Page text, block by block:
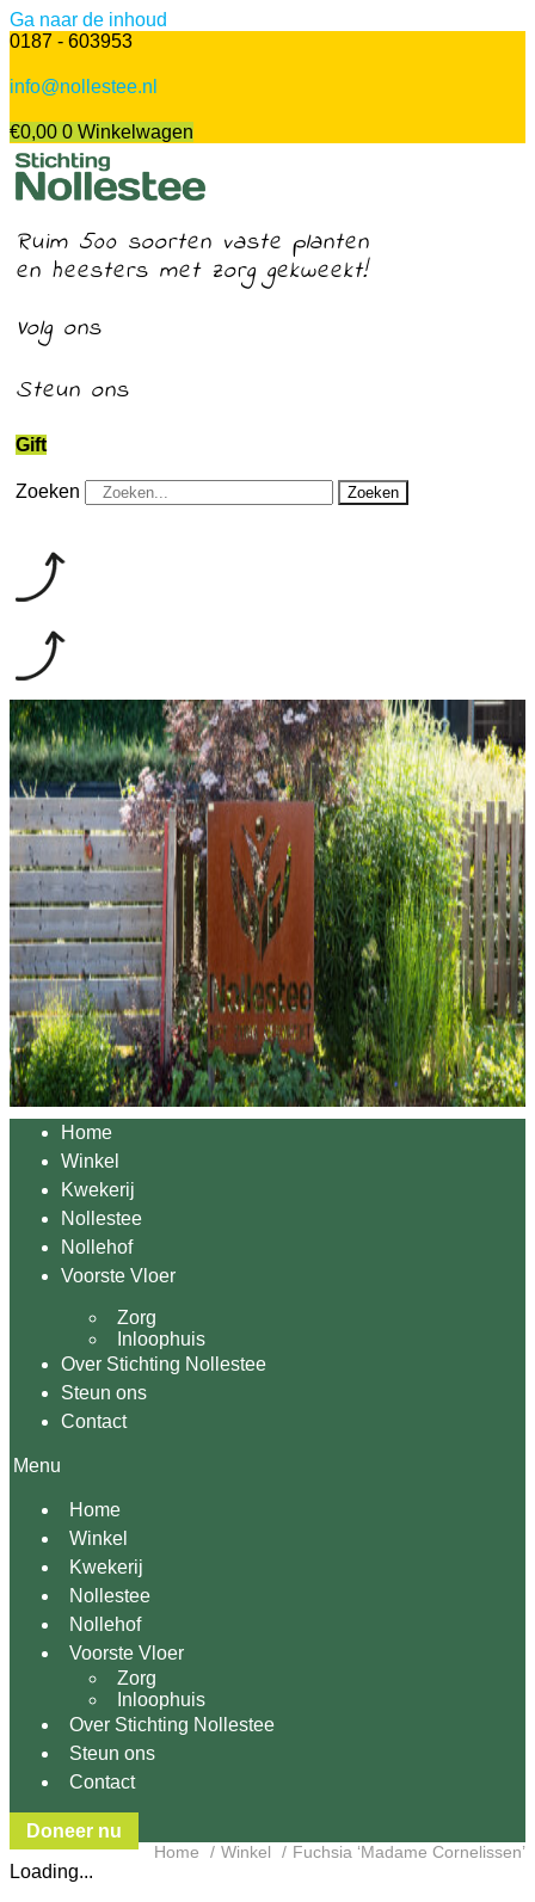
Ga naar de inhoud
0187 - 603953
info@nollestee.nl
€0,00 0 Winkelwagen
Ruim 500 soorten vaste planten
en heesters met zorg gekweekt!
Volg ons
Steun ons
Gift
Zoeken Zoeken
Home
Winkel
Kwekerij
Nollestee
Nollehof
Voorste Vloer
Zorg
Inloophuis
Over Stichting Nollestee
Steun ons
Contact
Menu
Home
Winkel
Kwekerij
Nollestee
Nollehof
Voorste Vloer
Zorg
Inloophuis
Over Stichting Nollestee
Steun ons
Contact
Doneer nu
Home Winkel Fuchsia ‘Madame Cornelissen’
Loading...